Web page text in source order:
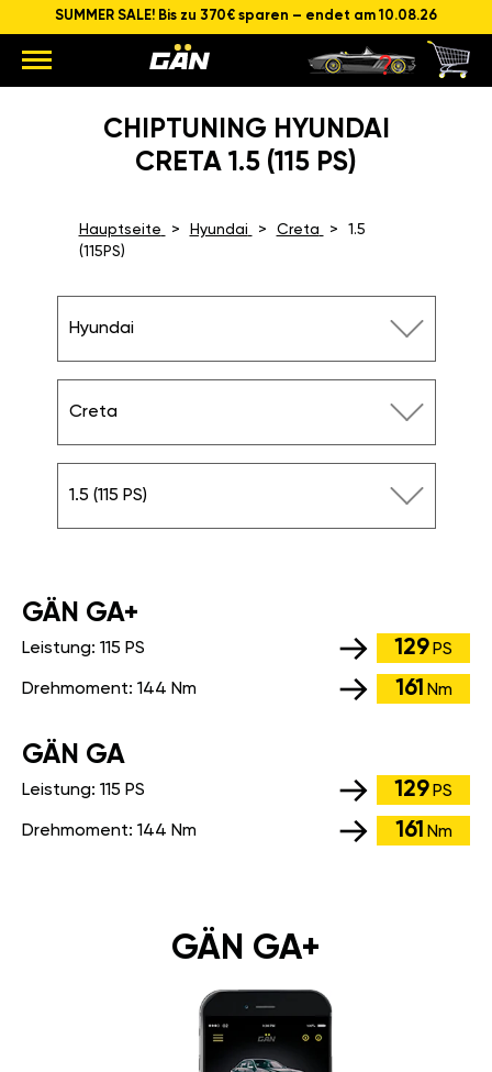
SUMMER SALE! Bis zu 370€ sparen – endet am 10.08.26
CHIPTUNING HYUNDAI
CRETA 1.5 (115 PS)
Hauptseite Hyundai Creta
1.5
(115PS)
Hyundai
Creta
1.5 (115 PS)
GÄN GA+
Leistung: 115 PS 129 PS
Drehmoment: 144 Nm 161 Nm
GÄN GA
Leistung: 115 PS 129 PS
Drehmoment: 144 Nm 161 Nm
GÄN GA+